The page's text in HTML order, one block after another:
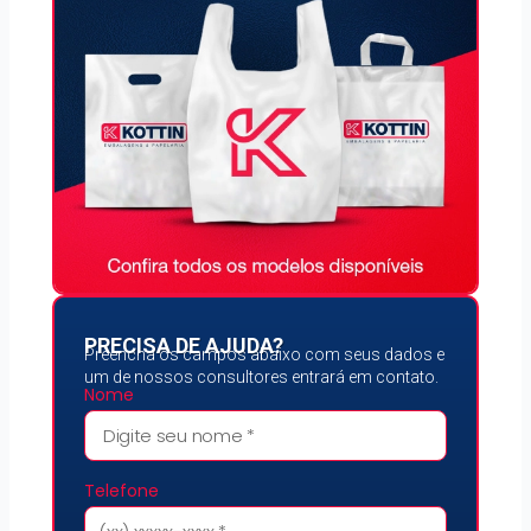
PRECISA DE AJUDA?
Preencha os campos abaixo com seus dados e
um de nossos consultores entrará em contato.
Nome
Telefone